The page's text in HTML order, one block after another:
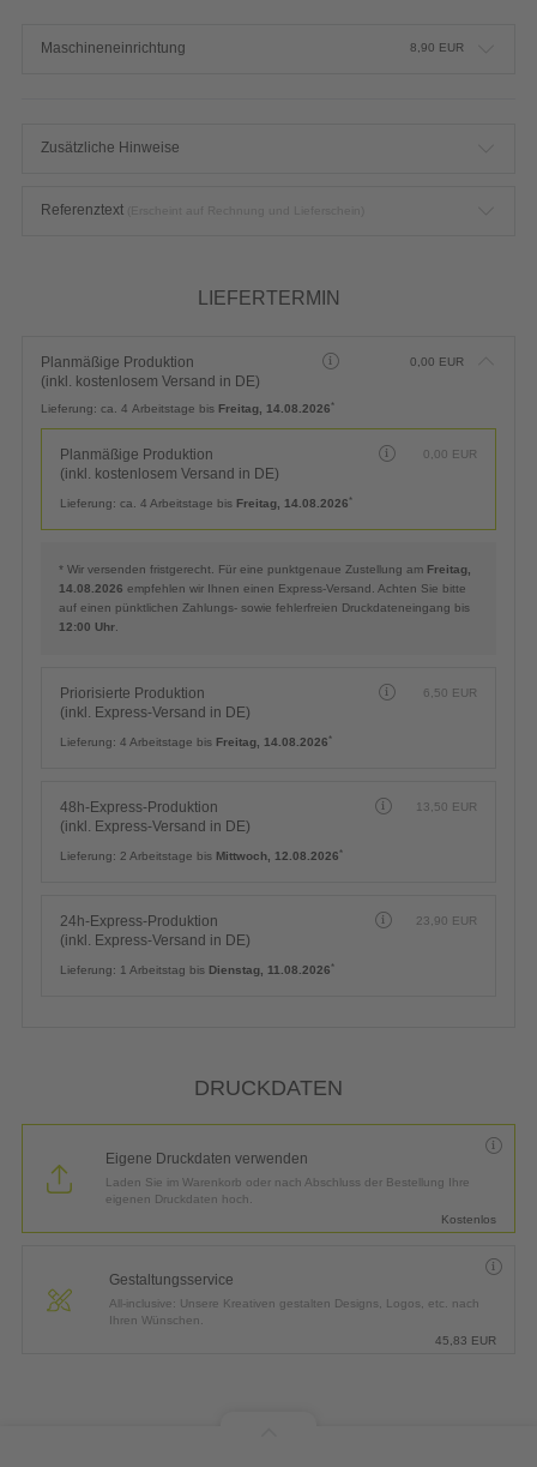
Maschineneinrichtung 8,90 EUR
Zusätzliche Hinweise
Referenztext
LIEFERTERMIN
Planmäßige Produktion
(inkl. kostenlosem Versand in DE)
0,00 EUR
Lieferung: ca. 4 Arbeitstage bis Freitag, 14.08.2026*
Planmäßige Produktion
(inkl. kostenlosem Versand in DE)
0,00 EUR
Lieferung: ca. 4 Arbeitstage bis Freitag, 14.08.2026*
* Wir versenden fristgerecht. Für eine punktgenaue Zustellung am Freitag,
14.08.2026 empfehlen wir Ihnen einen Express-Versand. Achten Sie bitte
auf einen pünktlichen Zahlungs- sowie fehlerfreien Druckdateneingang bis
12:00 Uhr.
Priorisierte Produktion
(inkl. Express-Versand in DE)
6,50 EUR
Lieferung: 4 Arbeitstage bis Freitag, 14.08.2026*
48h-Express-Produktion
(inkl. Express-Versand in DE)
13,50 EUR
Lieferung: 2 Arbeitstage bis Mittwoch, 12.08.2026*
24h-Express-Produktion
(inkl. Express-Versand in DE)
23,90 EUR
Lieferung: 1 Arbeitstag bis Dienstag, 11.08.2026*
DRUCKDATEN
Eigene Druckdaten verwenden
Laden Sie im Warenkorb oder nach Abschluss der Bestellung Ihre
eigenen Druckdaten hoch.
Kostenlos
Gestaltungsservice
All-inclusive: Unsere Kreativen gestalten Designs, Logos, etc. nach
Ihren Wünschen.
45,83 EUR